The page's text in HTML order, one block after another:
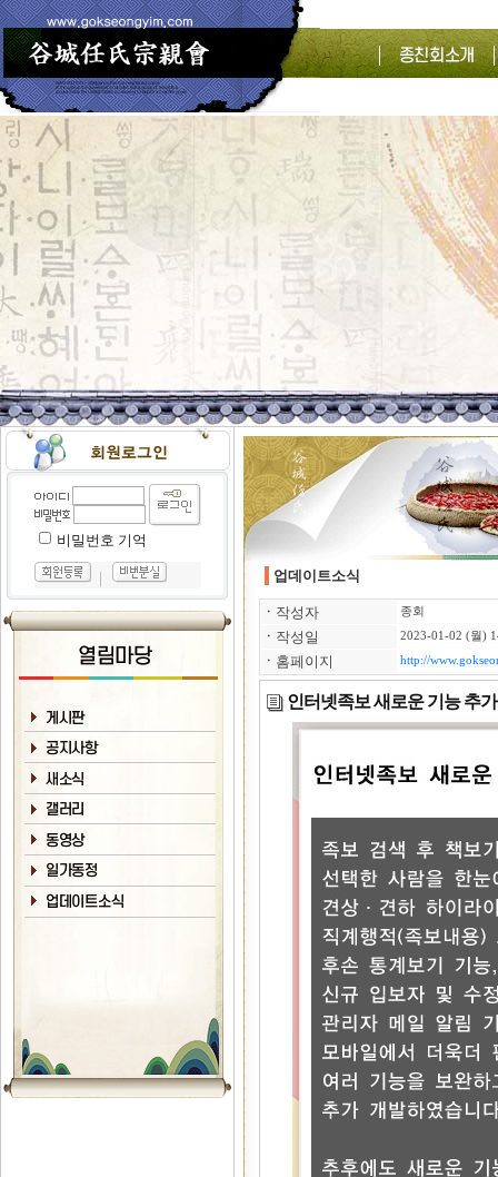
비밀번호 기억
업데이트소식
ㆍ 작성자 종회
ㆍ 작성일 2023-01-02 (월)
ㆍ 홈페이지 http://
인터넷족보 새로운 기능 추